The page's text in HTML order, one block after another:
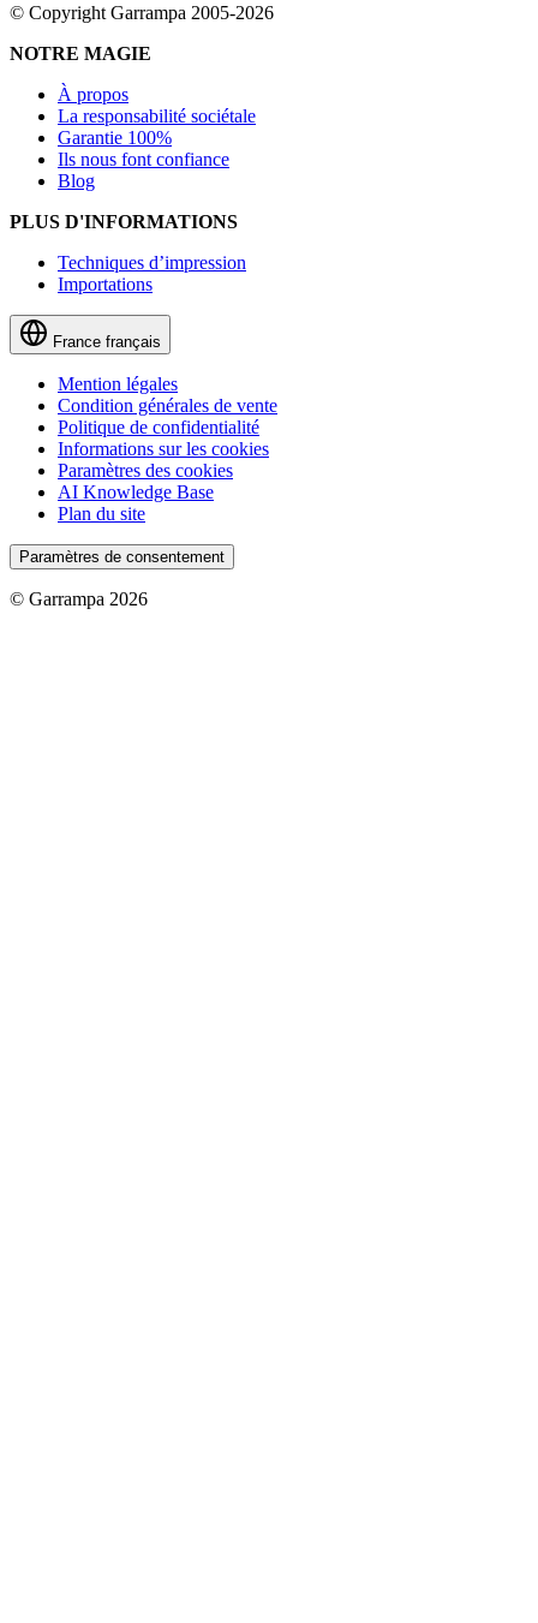
© Copyright Garrampa 2005-2026
NOTRE MAGIE
À propos
La responsabilité sociétale
Garantie 100%
Ils nous font confiance
Blog
PLUS D'INFORMATIONS
Techniques d’impression
Importations
France français
Mention légales
Condition générales de vente
Politique de confidentialité
Informations sur les cookies
Paramètres des cookies
AI Knowledge Base
Plan du site
Paramètres de consentement
© Garrampa 2026